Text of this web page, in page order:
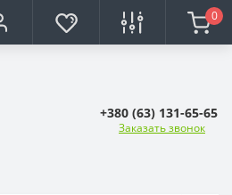
0
+380 (63) 131-65-65
Заказать звонок